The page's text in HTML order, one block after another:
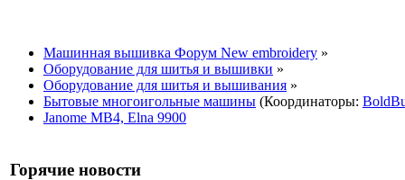
Машинная вышивка Форум New embroidery »
Оборудование для шитья и вышивки »
Оборудование для шитья и вышивания »
Бытовые многоигольные машины (Координаторы:
Janome МВ4, Elna 9900
Горячие новости